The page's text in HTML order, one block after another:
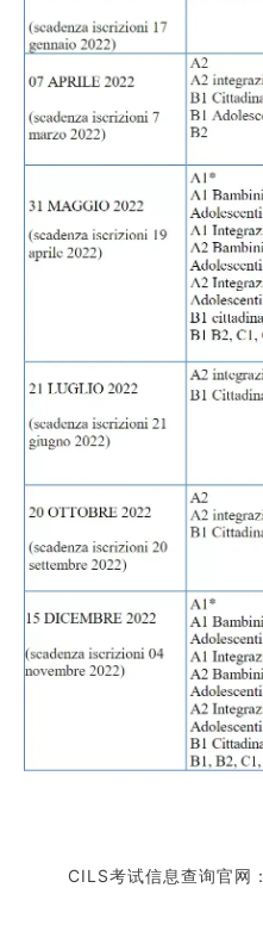
CILS考试信息查询官网：